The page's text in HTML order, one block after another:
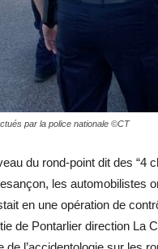
par la police nationale ©CT
du rond-point dit des “4
les automobilistes
en une opération de
de Pontarlier direction La